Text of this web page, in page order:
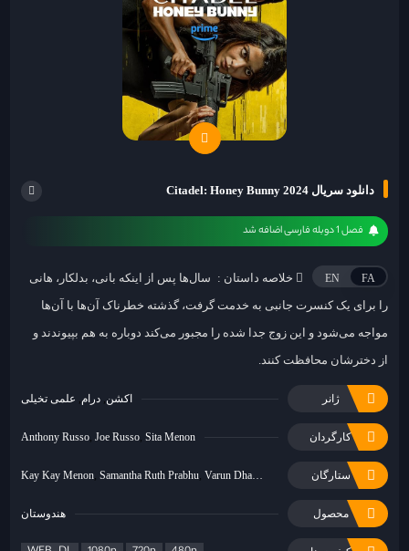
دانلود سریال 2024 Citadel: Honey Bunny
فصل 1 دوبله فارسی اضافه شد
FA
EN خلاصه داستان : سال‌ها پس از اینکه بانی، بدلکار، هانی
را برای یک کنسرت جانبی به خدمت گرفت، گذشته خطرناک آن‌ها با آن‌ها
مواجه می‌شود و این زوج جدا شده را مجبور می‌کند دوباره به هم بپیوندند و
از دخترشان محافظت کنند.
ژانر اکشن درام علمی تخیلی
کارگردان Anthony Russo Joe Russo Sita Menon
ستارگان Kay Kay Menon Samantha Ruth Prabhu Varun Dhawan
محصول هندوستان